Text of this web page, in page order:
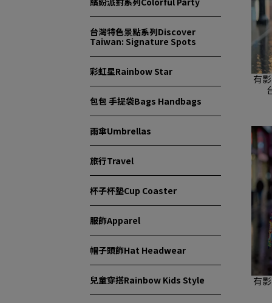
台灣特色景點系列Discover
Taiwan: Signature Spots
彩虹星Rainbow Star
包包 手提袋Bags Handbags
雨傘Umbrellas
旅行Travel
杯子杯墊Cup Coaster
服飾Apparel
帽子頭飾Hat Headwear
兒童穿搭Rainbow Kids Style
有
有